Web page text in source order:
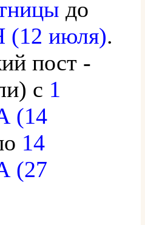
до
июля).
пост -
с 1
(14
14
(27